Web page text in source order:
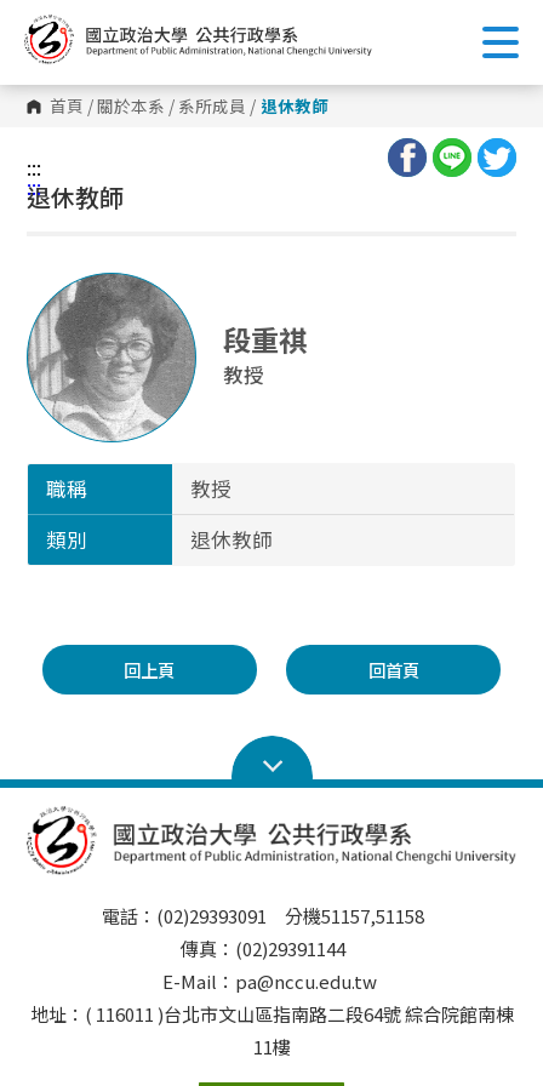
到
主
內
容 首頁 /關於本系 / 系所成員 / 退休教師
:::
:::
退休教師
段重祺
教授
職稱
教授
類別
退休教師
回上頁 回首頁
電話：(02)29393091 分機51157,51158
傳真：(02)29391144
E-Mail：pa@nccu.edu.tw
地址：( 116011 )台北市文山區指南路二段64號 綜合院館南棟
11樓